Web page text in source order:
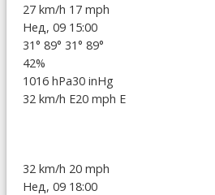
27 km/h 17 mph
Нед, 09 15:00
31° 89° 31° 89°
42%
1016 hPa30 inHg
32 km/h E20 mph E
32 km/h 20 mph
Нед, 09 18:00